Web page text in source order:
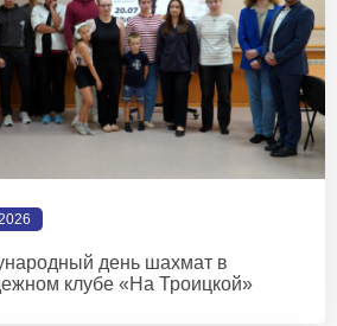
день шахмат в
клубе «На Троицкой»